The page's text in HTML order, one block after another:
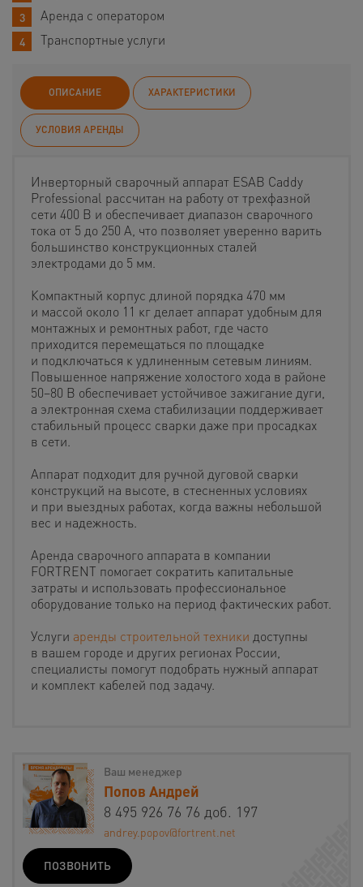
Аренда с оператором
Транспортные услуги
ОПИСАНИЕ ХАРАКТЕРИСТИКИ
УСЛОВИЯ АРЕНДЫ
Инверторный сварочный аппарат ESAB Caddy
Professional рассчитан на работу от трехфазной
сети 400 В и обеспечивает диапазон сварочного
тока от 5 до 250 А, что позволяет уверенно варить
большинство конструкционных сталей
электродами до 5 мм.
Компактный корпус длиной порядка 470 мм
и массой около 11 кг делает аппарат удобным для
монтажных и ремонтных работ, где часто
приходится перемещаться по площадке
и подключаться к удлиненным сетевым линиям.
Повышенное напряжение холостого хода в районе
50–80 В обеспечивает устойчивое зажигание дуги,
а электронная схема стабилизации поддерживает
стабильный процесс сварки даже при просадках
в сети.
Аппарат подходит для ручной дуговой сварки
конструкций на высоте, в стесненных условиях
и при выездных работах, когда важны небольшой
вес и надежность.​
Аренда сварочного аппарата в компании
FORTRENT помогает сократить капитальные
затраты и использовать профессиональное
оборудование только на период фактических работ.
Услуги аренды строительной техники доступны
в вашем городе и других регионах России,
специалисты помогут подобрать нужный аппарат
и комплект кабелей под задачу.
Ваш менеджер
Попов Андрей
8 495 926 76 76 доб. 197
andrey.popov@fortrent.net
ПОЗВОНИТЬ